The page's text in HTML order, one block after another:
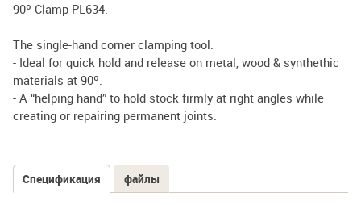
90º Clamp PL634.
The single-hand corner clamping tool.
- Ideal for quick hold and release on metal, wood & synthethic
materials at 90º.
- A “helping hand” to hold stock firmly at right angles while
creating or repairing permanent joints.
Tabs
Спецификация (активная
вкладка)
файлы